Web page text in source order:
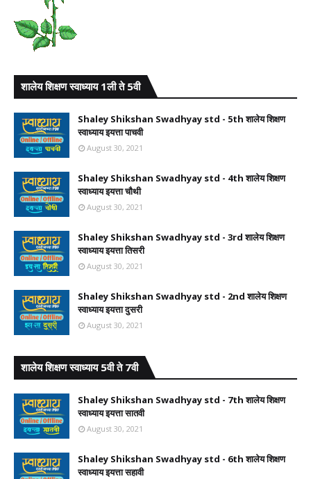
शालेय शिक्षण स्वाध्याय 1ली ते 5वी
Shaley Shikshan Swadhyay std - 5th शालेय शिक्षण
स्वाध्याय इयत्ता पाचवी
August 30, 2021
Shaley Shikshan Swadhyay std - 4th शालेय शिक्षण
स्वाध्याय इयत्ता चौथी
August 30, 2021
Shaley Shikshan Swadhyay std - 3rd शालेय शिक्षण
स्वाध्याय इयत्ता तिसरी
August 30, 2021
Shaley Shikshan Swadhyay std - 2nd शालेय शिक्षण
स्वाध्याय इयत्ता दुसरी
August 30, 2021
शालेय शिक्षण स्वाध्याय 5वी ते 7वी
Shaley Shikshan Swadhyay std - 7th शालेय शिक्षण
स्वाध्याय इयत्ता सातवी
August 30, 2021
Shaley Shikshan Swadhyay std - 6th शालेय शिक्षण
स्वाध्याय इयत्ता सहावी